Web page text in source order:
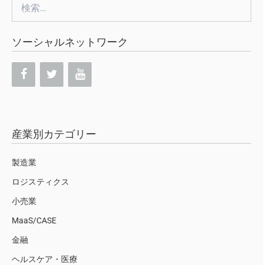
索:
ソーシャルネットワーク
産業別カテゴリー
製造業
ロジスティクス
小売業
MaaS/CASE
金融
ヘルスケア・医療